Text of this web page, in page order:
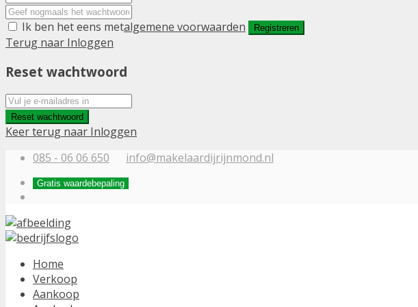
Ik ben het eens metalgemene voorwaarden Registreren
Terug naar Inloggen
Reset wachtwoord
Reset wachtwoord
Keer terug naar Inloggen
085 - 06 06 650
info@makelaardijrijnmond.nl
Gratis waardebepaling
Home
Verkoop
Aankoop